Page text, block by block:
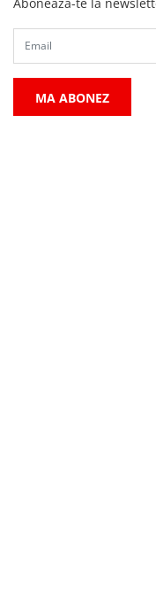
Aboneaza-te la
MA ABONEZ